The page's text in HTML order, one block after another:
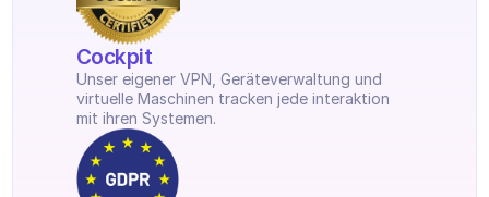
Cockpit
Unser eigener VPN, Geräteverwaltung und
virtuelle Maschinen tracken jede interaktion
mit ihren Systemen.